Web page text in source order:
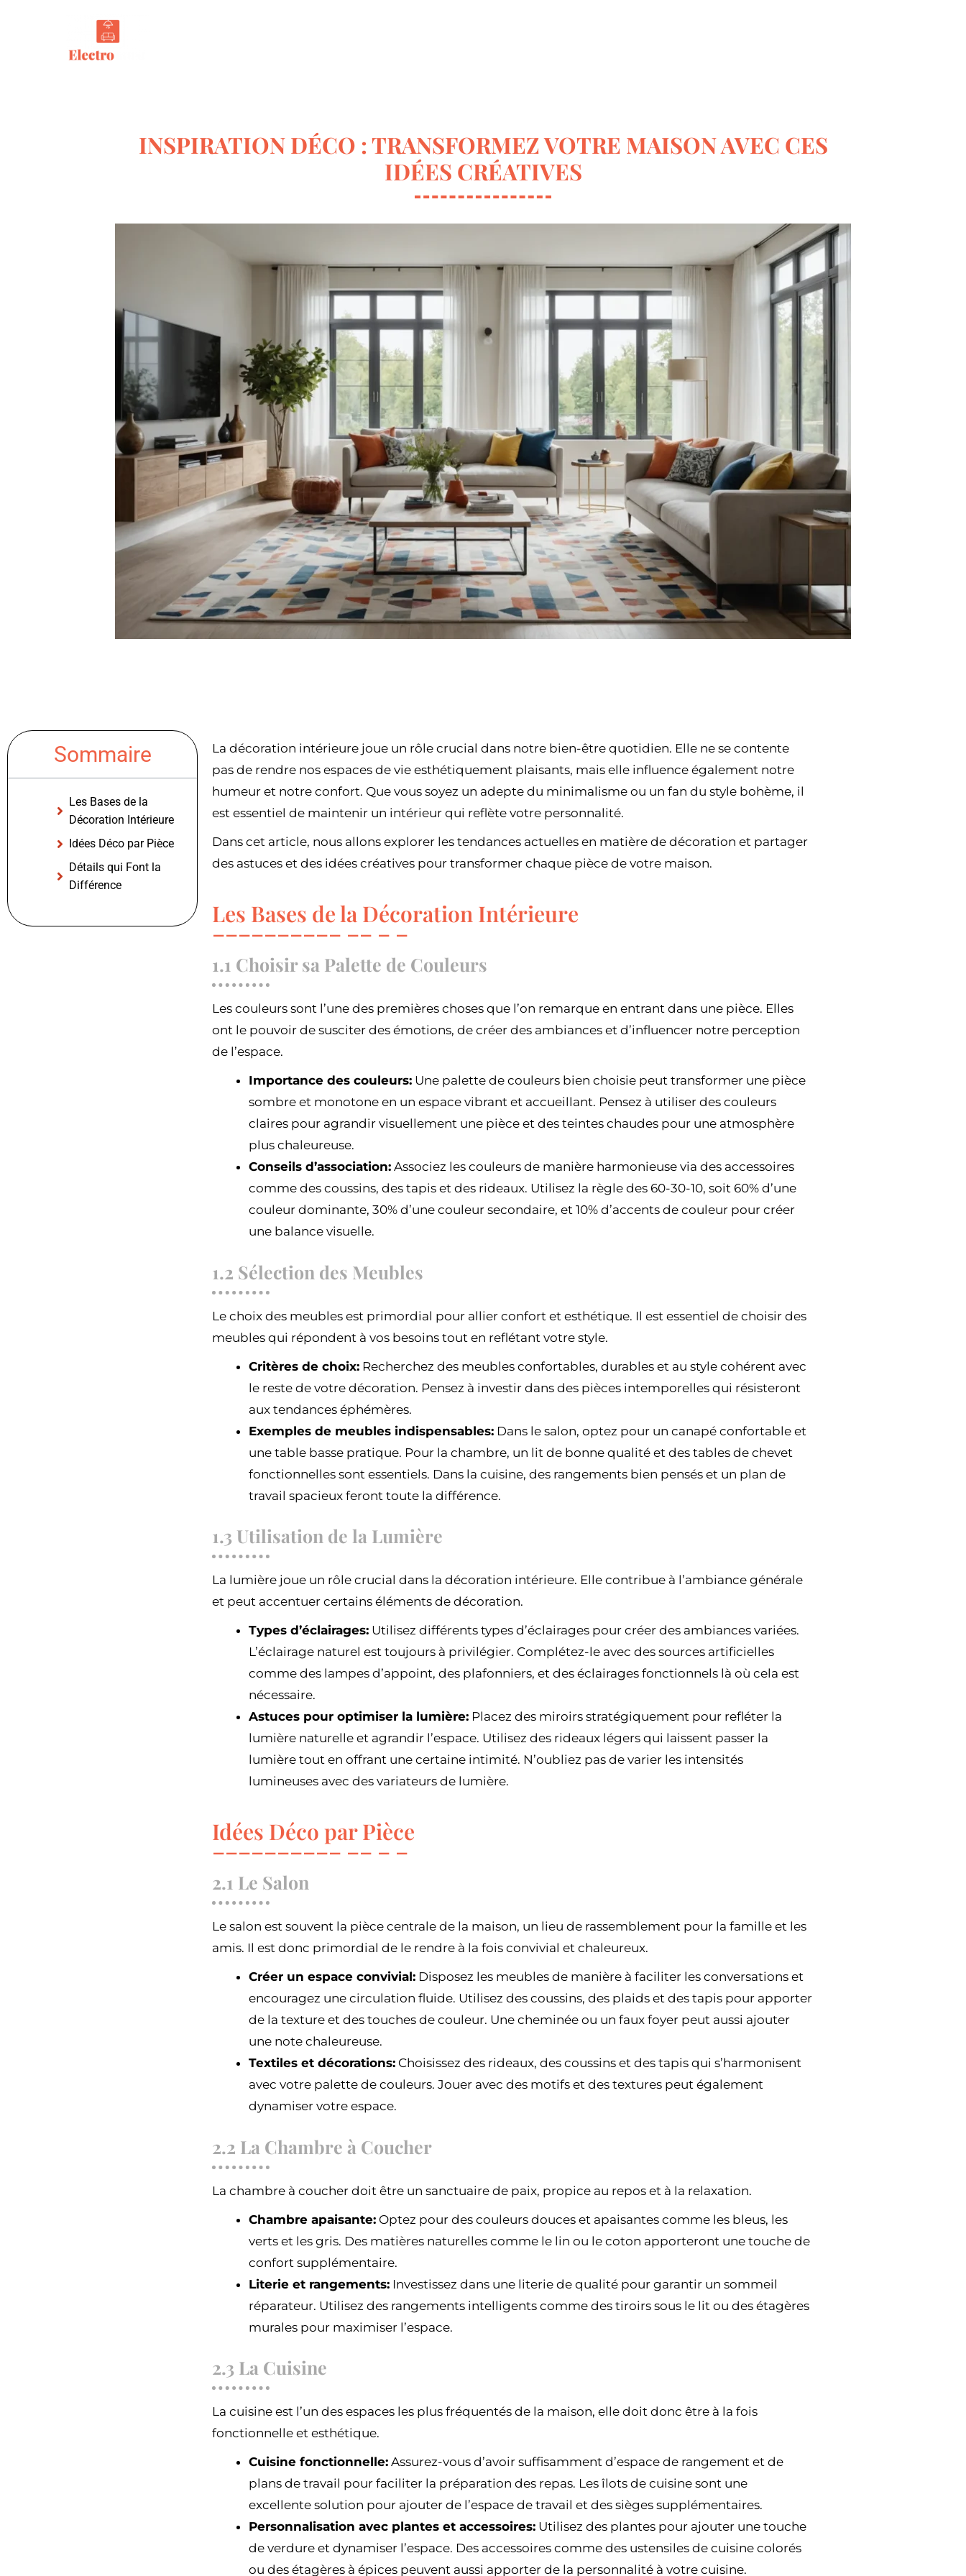
INSPIRATION DÉCO : TRANSFORMEZ VOTRE MAISON AVEC CES
IDÉES CRÉATIVES
Sommaire
Les Bases de la
Décoration Intérieure
Idées Déco par Pièce
Détails qui Font la
Différence
La décoration intérieure joue un rôle crucial dans notre bien-être quotidien. Elle ne se contente
pas de rendre nos espaces de vie esthétiquement plaisants, mais elle influence également notre
humeur et notre confort. Que vous soyez un adepte du minimalisme ou un fan du style bohème, il
est essentiel de maintenir un intérieur qui reflète votre personnalité.
Dans cet article, nous allons explorer les tendances actuelles en matière de décoration et partager
des astuces et des idées créatives pour transformer chaque pièce de votre maison.
Les Bases de la Décoration Intérieure
1.1 Choisir sa Palette de Couleurs
Les couleurs sont l’une des premières choses que l’on remarque en entrant dans une pièce. Elles
ont le pouvoir de susciter des émotions, de créer des ambiances et d’influencer notre perception
de l’espace.
Importance des couleurs: Une palette de couleurs bien choisie peut transformer une pièce
sombre et monotone en un espace vibrant et accueillant. Pensez à utiliser des couleurs
claires pour agrandir visuellement une pièce et des teintes chaudes pour une atmosphère
plus chaleureuse.
Conseils d’association: Associez les couleurs de manière harmonieuse via des accessoires
comme des coussins, des tapis et des rideaux. Utilisez la règle des 60-30-10, soit 60% d’une
couleur dominante, 30% d’une couleur secondaire, et 10% d’accents de couleur pour créer
une balance visuelle.
1.2 Sélection des Meubles
Le choix des meubles est primordial pour allier confort et esthétique. Il est essentiel de choisir des
meubles qui répondent à vos besoins tout en reflétant votre style.
Critères de choix: Recherchez des meubles confortables, durables et au style cohérent avec
le reste de votre décoration. Pensez à investir dans des pièces intemporelles qui résisteront
aux tendances éphémères.
Exemples de meubles indispensables: Dans le salon, optez pour un canapé confortable et
une table basse pratique. Pour la chambre, un lit de bonne qualité et des tables de chevet
fonctionnelles sont essentiels. Dans la cuisine, des rangements bien pensés et un plan de
travail spacieux feront toute la différence.
1.3 Utilisation de la Lumière
La lumière joue un rôle crucial dans la décoration intérieure. Elle contribue à l’ambiance générale
et peut accentuer certains éléments de décoration.
Types d’éclairages: Utilisez différents types d’éclairages pour créer des ambiances variées.
L’éclairage naturel est toujours à privilégier. Complétez-le avec des sources artificielles
comme des lampes d’appoint, des plafonniers, et des éclairages fonctionnels là où cela est
nécessaire.
Astuces pour optimiser la lumière: Placez des miroirs stratégiquement pour refléter la
lumière naturelle et agrandir l’espace. Utilisez des rideaux légers qui laissent passer la
lumière tout en offrant une certaine intimité. N’oubliez pas de varier les intensités
lumineuses avec des variateurs de lumière.
Idées Déco par Pièce
2.1 Le Salon
Le salon est souvent la pièce centrale de la maison, un lieu de rassemblement pour la famille et les
amis. Il est donc primordial de le rendre à la fois convivial et chaleureux.
Créer un espace convivial: Disposez les meubles de manière à faciliter les conversations et
encouragez une circulation fluide. Utilisez des coussins, des plaids et des tapis pour apporter
de la texture et des touches de couleur. Une cheminée ou un faux foyer peut aussi ajouter
une note chaleureuse.
Textiles et décorations: Choisissez des rideaux, des coussins et des tapis qui s’harmonisent
avec votre palette de couleurs. Jouer avec des motifs et des textures peut également
dynamiser votre espace.
2.2 La Chambre à Coucher
La chambre à coucher doit être un sanctuaire de paix, propice au repos et à la relaxation.
Chambre apaisante: Optez pour des couleurs douces et apaisantes comme les bleus, les
verts et les gris. Des matières naturelles comme le lin ou le coton apporteront une touche de
confort supplémentaire.
Literie et rangements: Investissez dans une literie de qualité pour garantir un sommeil
réparateur. Utilisez des rangements intelligents comme des tiroirs sous le lit ou des étagères
murales pour maximiser l’espace.
2.3 La Cuisine
La cuisine est l’un des espaces les plus fréquentés de la maison, elle doit donc être à la fois
fonctionnelle et esthétique.
Cuisine fonctionnelle: Assurez-vous d’avoir suffisamment d’espace de rangement et de
plans de travail pour faciliter la préparation des repas. Les îlots de cuisine sont une
excellente solution pour ajouter de l’espace de travail et des sièges supplémentaires.
Personnalisation avec plantes et accessoires: Utilisez des plantes pour ajouter une touche
de verdure et dynamiser l’espace. Des accessoires comme des ustensiles de cuisine colorés
ou des étagères à épices peuvent aussi apporter de la personnalité à votre cuisine.